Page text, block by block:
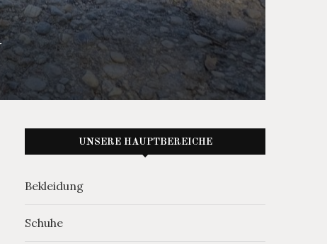
UNSERE HAUPTBEREICHE
Bekleidung
Schuhe